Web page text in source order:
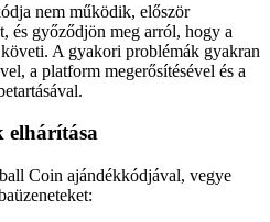
nem működik, először
és győződjön meg arról, hogy a
A gyakori problémák gyakran
a platform megerősítésével és a
elhárítása
Coin ajándékkódjával, vegye